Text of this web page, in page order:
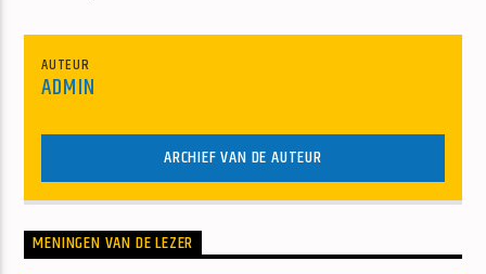
AUTEUR
ADMIN
ARCHIEF VAN DE AUTEUR
MENINGEN VAN DE LEZER